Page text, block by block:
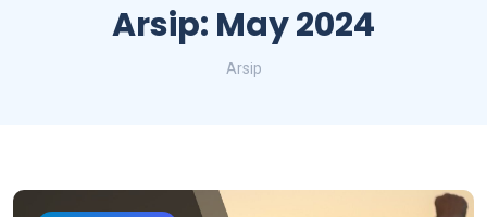
Arsip: May 2024
Arsip